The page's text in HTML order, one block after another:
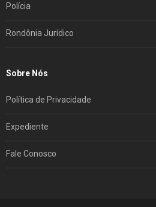
Polícia
Rondônia Jurídico
Sobre Nós
Política de Privacidade
Expediente
Fale Conosco